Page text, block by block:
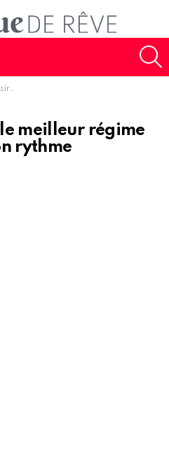
rythme
meilleur régime
rythme